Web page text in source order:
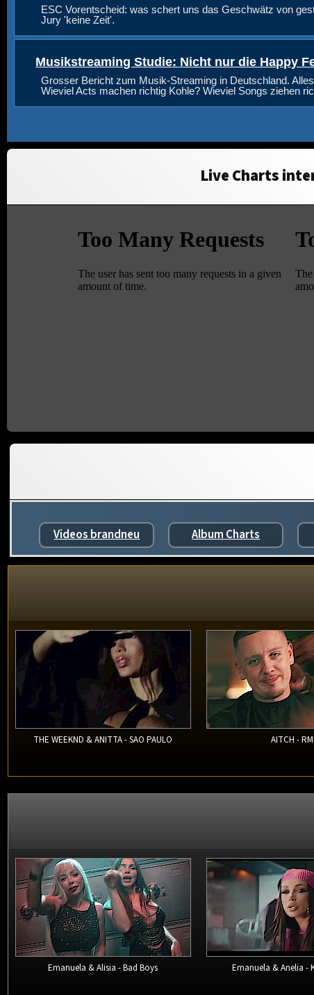
ESC Vorentscheid: was schert uns das Geschwätz von
Jury 'keine Zeit'.
Musikstreaming Studie: Nicht nur die Happy
Grosser Bericht zum Musik-Streaming in Deutschland.
Wieviel Acts machen richtig Kohle? Wieviel Songs ziehen
Live Charts
Videos brandneu Album Charts
THE WEEKND & ANITTA - SAO PAULO AITCH -
Emanuela & Alisia - Bad Boys Emanuela & Anelia -